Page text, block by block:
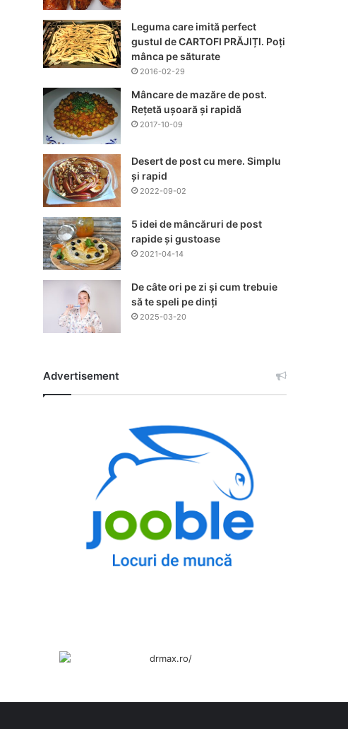
Leguma care imită perfect
gustul de CARTOFI PRĂJIȚI. Poți
mânca pe săturate
2016-02-29
Mâncare de mazăre de post.
Rețetă ușoară și rapidă
2017-10-09
Desert de post cu mere. Simplu
și rapid
2022-09-02
5 idei de mâncăruri de post
rapide și gustoase
2021-04-14
De câte ori pe zi și cum trebuie
să te speli pe dinți
2025-03-20
Advertisement